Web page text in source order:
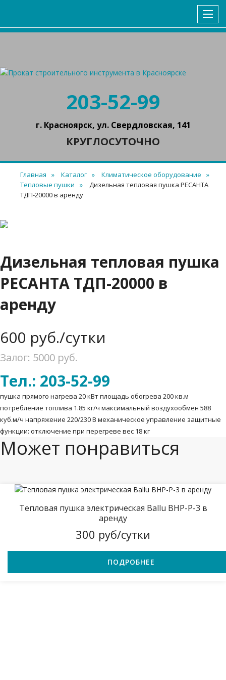
КОНТАКТЫ
203-52-99
г. Красноярск, ул. Свердловская, 141
КРУГЛОСУТОЧНО
Главная Каталог
Климатическое оборудование
Тепловые пушки
Дизельная тепловая пушка РЕСАНТА
ТДП-20000 в аренду
Дизельная тепловая пушка
РЕСАНТА ТДП-20000 в
аренду
600 руб./сутки
Залог: 5000 руб.
Тел.: 203-52-99
пушка прямого нагрева 20 кВт площадь обогрева 200 кв.м
потребление топлива 1.85 кг/ч максимальный воздухообмен 588
куб.м/ч напряжение 220/230 В механическое управление защитные
функции: отключение при перегреве вес 18 кг
Может понравиться
Тепловая пушка электрическая Ballu BHP-P-3 в
аренду
300 руб/сутки
ПОДРОБНЕЕ